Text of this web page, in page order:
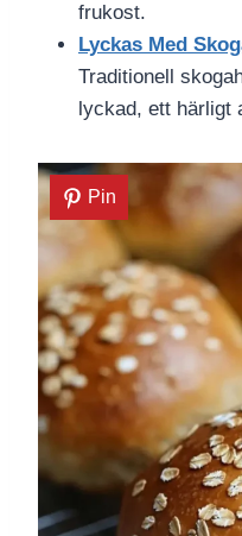
frukost.
Lyckas Med
Traditionell
lyckad, ett härligt
Pin